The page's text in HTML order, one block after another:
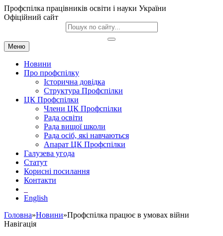
Профспілка працівників освіти і науки України
Офіційний сайт
Меню
Новини
Про профспілку
Історична довідка
Структура Профспілки
ЦК Профспілки
Члени ЦК Профспілки
Рада освіти
Рада вищої школи
Рада осіб, які навчаються
Апарат ЦК Профспілки
Галузева угода
Статут
Корисні посилання
Контакти
English
Головна»Новини»Профспілка працює в умовах війни
Навігація